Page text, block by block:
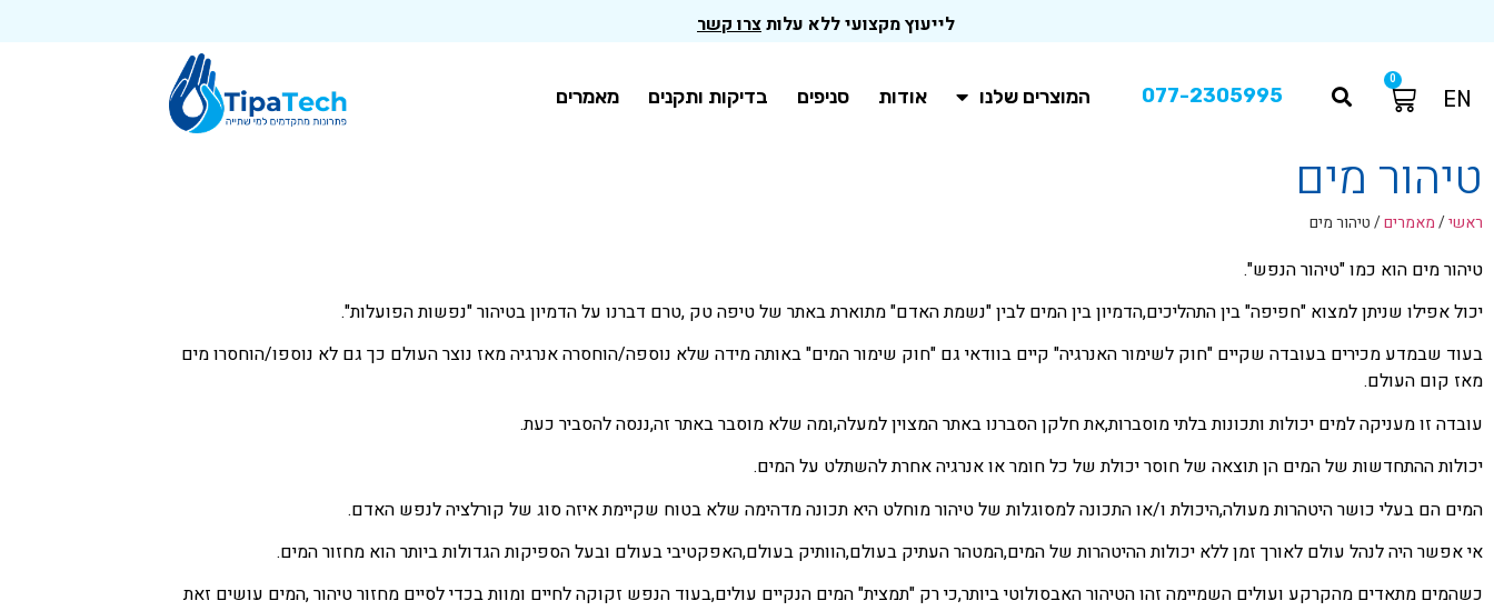
לייעוץ מקצועי ללא עלותצרו קשר
EN
0
077-2305995 המוצרים שלנו אודות סניפים בדיקות ותקנים מאמרים
טיהור מים
ראשי/מאמרים/טיהור מים
טיהור מים הוא כמו "טיהור הנפש".
יכול אפילו שניתן למצוא "חפיפה" בין התהליכים,הדמיון בין המים לבין "נשמת האדם" מתוארת באתר של טיפה טק ,טרם דברנו על הדמיון בטיהור "נפשות הפועלות".
בעוד שבמדע מכירים בעובדה שקיים "חוק לשימור האנרגיה" קיים בוודאי גם "חוק שימור המים" באותה מידה שלא נוספה/הוחסרה אנרגיה מאז נוצר העולם כך גם לא נוספו/הוחסרו מים
מאז קום העולם.
עובדה זו מעניקה למים יכולות ותכונות בלתי מוסברות,את חלקן הסברנו באתר המצוין למעלה,ומה שלא מוסבר באתר זה,ננסה להסביר כעת.
יכולות ההתחדשות של המים הן תוצאה של חוסר יכולת של כל חומר או אנרגיה אחרת להשתלט על המים.
המים הם בעלי כושר היטהרות מעולה,היכולת ו/או התכונה למסוגלות של טיהור מוחלט היא תכונה מדהימה שלא בטוח שקיימת איזה סוג של קורלציה לנפש האדם.
אי אפשר היה לנהל עולם לאורך זמן ללא יכולות ההיטהרות של המים,המטהר העתיק בעולם,הוותיק בעולם,האפקטיבי בעולם ובעל הספיקות הגדולות ביותר הוא מחזור המים.
כשהמים מתאדים מהקרקע ועולים השמיימה זהו הטיהור האבסולוטי ביותר,כי רק "תמצית" המים הנקיים עולים,בעוד הנפש זקוקה לחיים ומוות בכדי לסיים מחזור טיהור ,המים עושים זאת